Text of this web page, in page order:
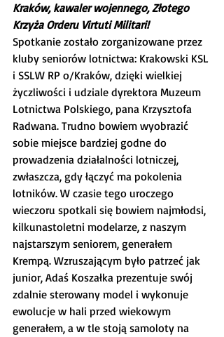
Kraków, kawaler wojennego, Złotego
Krzyża Orderu Virtuti Militari!
Spotkanie zostało zorganizowane przez
kluby seniorów lotnictwa: Krakowski KSL
i SSLW RP o/Kraków, dzięki wielkiej
życzliwości i udziale dyrektora Muzeum
Lotnictwa Polskiego, pana Krzysztofa
Radwana. Trudno bowiem wyobrazić
sobie miejsce bardziej godne do
prowadzenia działalności lotniczej,
zwłaszcza, gdy łączyć ma pokolenia
lotników. W czasie tego uroczego
wieczoru spotkali się bowiem najmłodsi,
kilkunastoletni modelarze, z naszym
najstarszym seniorem, generałem
Krempą. Wzruszającym było patrzeć jak
junior, Adaś Koszałka prezentuje swój
zdalnie sterowany model i wykonuje
ewolucje w hali przed wiekowym
generałem, a w tle stoją samoloty na